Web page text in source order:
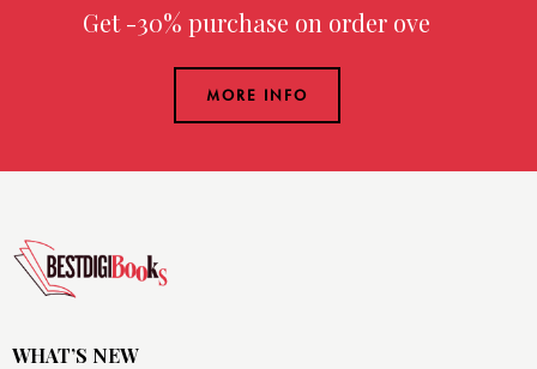
Get -30% purchaseon order over $2
MORE INFO
WHAT’S NEW